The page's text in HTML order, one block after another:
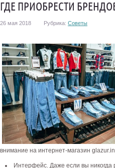
ГДЕ ПРИОБРЕСТИ
26 мая 2018 Рубрика: Советы
внимание на интернет-магазин
Интерфейс. Даже если вы никогда